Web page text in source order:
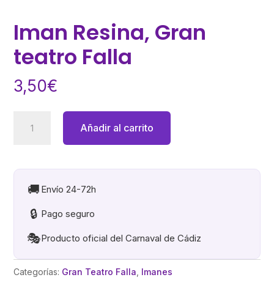
Iman Resina, Gran
teatro Falla
3,50€
Resina,
teatro
Falla
Añadir al carrito
🚚 Envío 24-72h
🔒 Pago seguro
🎭Producto oficial del Carnaval de Cádiz
Categorías: Gran Teatro Falla Imanes